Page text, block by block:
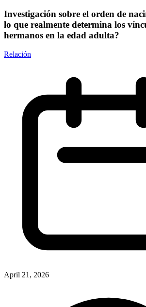
Investigación sobre el orden de
lo que realmente determina los
hermanos en la edad adulta?
Relación
April 21, 2026